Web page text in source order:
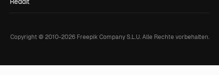
Copyright © 2010-2026Freepik Company S.L.U. Alle Rechte vorbehalten.